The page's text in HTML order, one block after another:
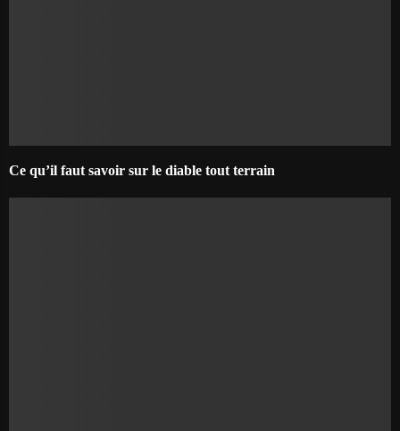
Ce qu’il faut savoir sur le diable tout terrain